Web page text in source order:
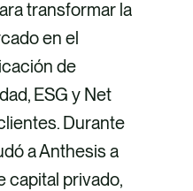
transformar la
en el
de
ESG y Net
Durante
a Anthesis a
capital privado,